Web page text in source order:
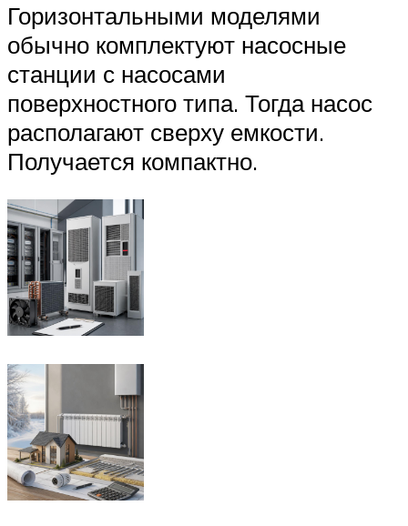
Горизонтальными моделями
обычно комплектуют насосные
станции с насосами
поверхностного типа. Тогда насос
располагают сверху емкости.
Получается компактно.